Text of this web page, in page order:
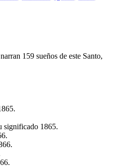
159 sueños de este Santo,
significado 1865.